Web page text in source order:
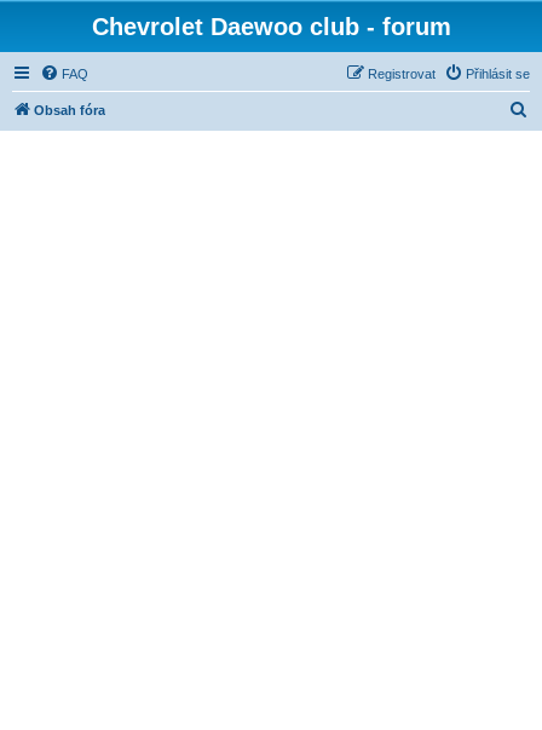
Chevrolet Daewoo club - forum
FAQ Přihlásit se
Registrovat
Obsah fóra